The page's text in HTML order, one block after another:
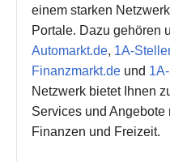
einem starken
Portale. Dazu gehören
Automarkt.de, 1A-
Finanzmarkt.de und
Netzwerk bietet Ihnen
Services und Angebote
Finanzen und Freizeit.